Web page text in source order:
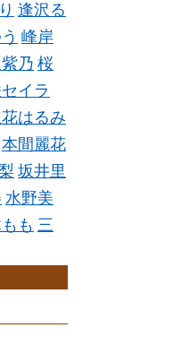
逢沢る
峰岸
乃 桜
イラ
はるみ
本間麗花
坂井里
水野美
も 三